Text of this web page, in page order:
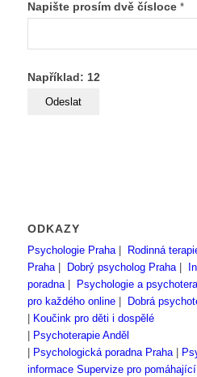
Napište prosím dvě čísloce *
Například: 12
ODKAZY
Psychologie Praha| Rodinná
Praha| Dobrý psycholog Praha|
poradna| Psychologie a
pro každého online|
Dobrá
Koučink pro děti i dospělé
Psychoterapie Anděl
Psychologická poradna Praha|
informace Supervize pro